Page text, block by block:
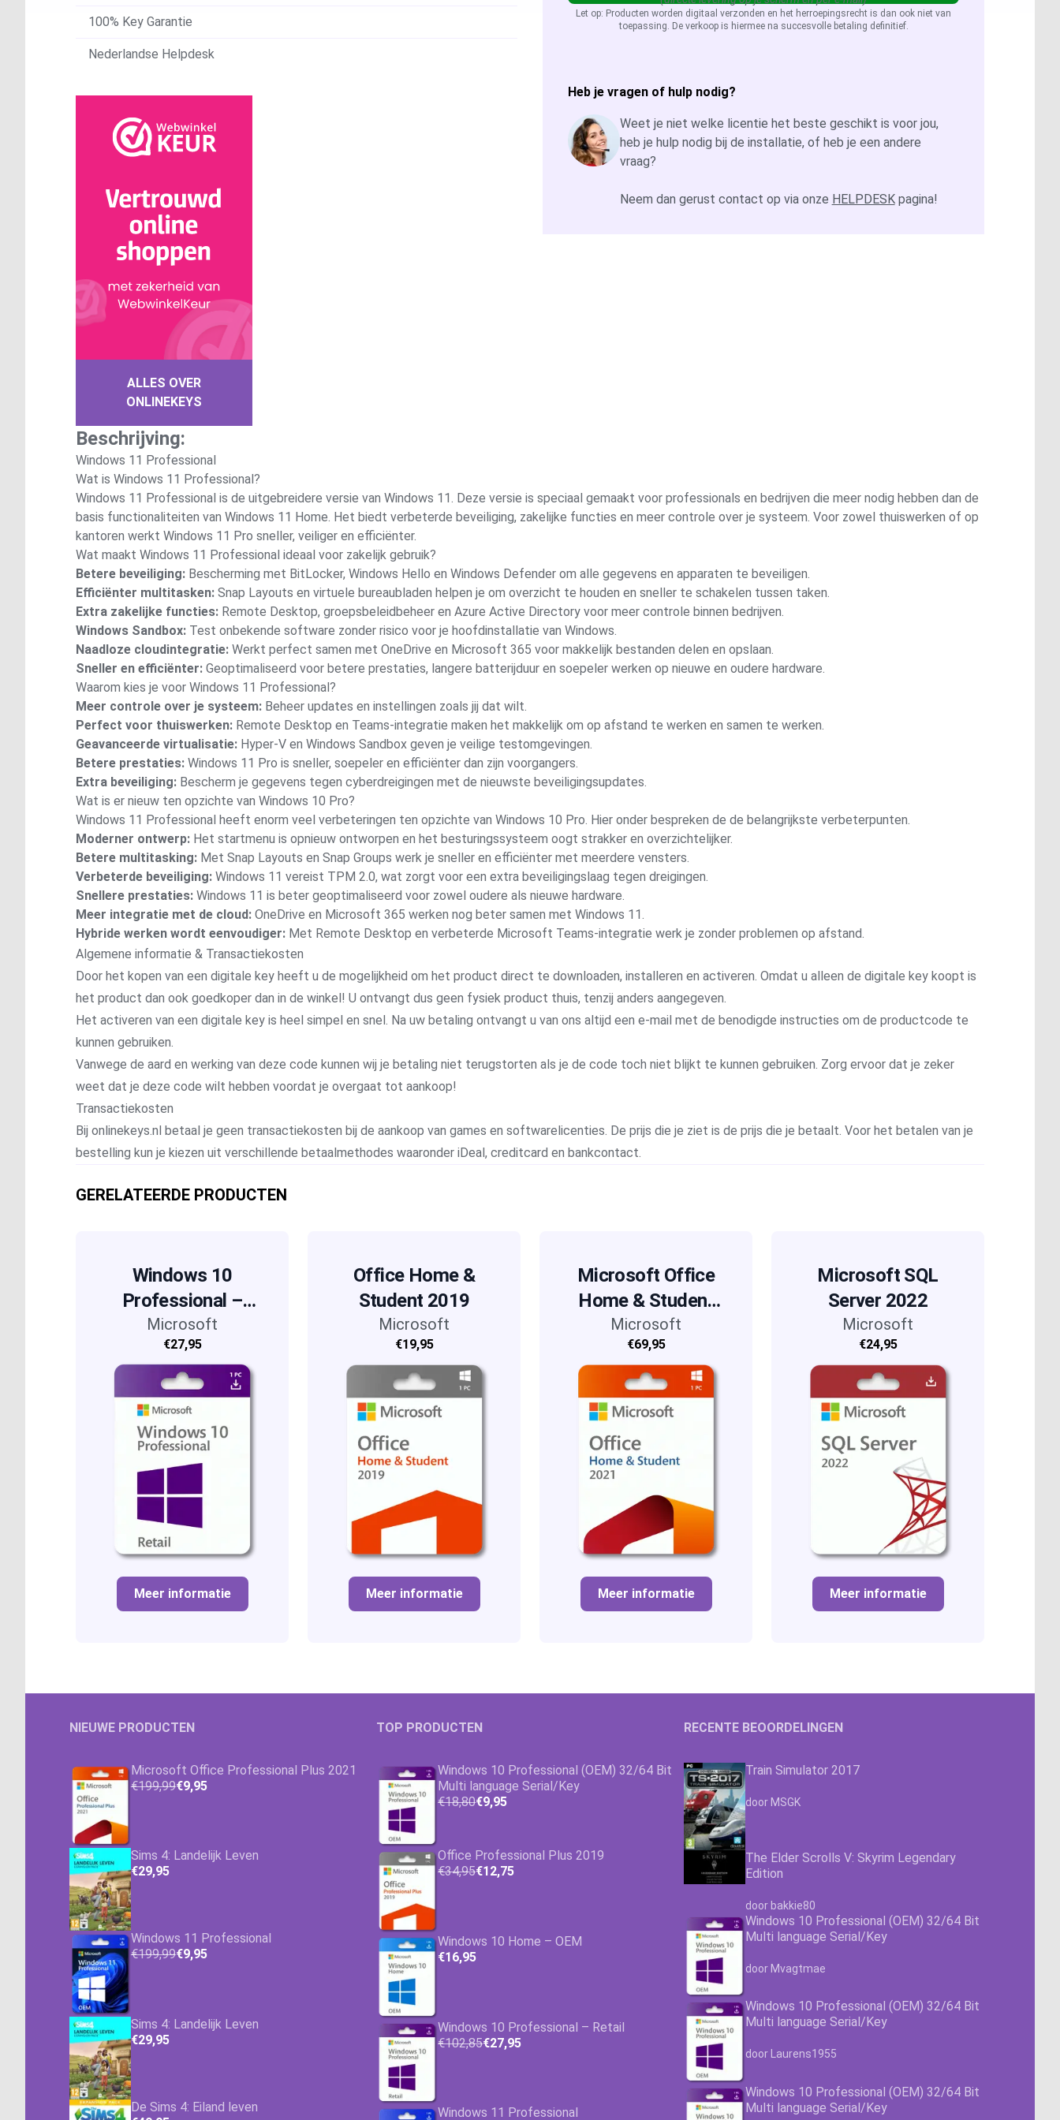
Let op: Producten worden digitaal verzonden en het herroepingsrecht is dan ook niet van
toepassing. De verkoop is hiermee na succesvolle betaling definitief.
Heb je vragen of hulp nodig?
Weet je niet welke licentie het beste geschikt is voor jou,
heb je hulp nodig bij de installatie, of heb je een andere
vraag?
Neem dan gerust contact op via onze HELPDESKpagina!
100% Key Garantie
Nederlandse Helpdesk
ALLES OVER
ONLINEKEYS
Beschrijving:
Windows 11 Professional
Wat is Windows 11 Professional?
Windows 11 Professional is de uitgebreidere versie van Windows 11. Deze versie is speciaal gemaakt voor professionals en bedrijven die meer nodig hebben dan de
basis functionaliteiten van Windows 11 Home. Het biedt verbeterde beveiliging, zakelijke functies en meer controle over je systeem. Voor zowel thuiswerken of op
kantoren werkt Windows 11 Pro sneller, veiliger en efficiënter.
Wat maakt Windows 11 Professional ideaal voor zakelijk gebruik?
Betere beveiliging: Bescherming met BitLocker, Windows Hello en Windows Defender om alle gegevens en apparaten te beveiligen.
Efficiënter multitasken: Snap Layouts en virtuele bureaubladen helpen je om overzicht te houden en sneller te schakelen tussen taken.
Extra zakelijke functies: Remote Desktop, groepsbeleidbeheer en Azure Active Directory voor meer controle binnen bedrijven.
Windows Sandbox: Test onbekende software zonder risico voor je hoofdinstallatie van Windows.
Naadloze cloudintegratie: Werkt perfect samen met OneDrive en Microsoft 365 voor makkelijk bestanden delen en opslaan.
Sneller en efficiënter: Geoptimaliseerd voor betere prestaties, langere batterijduur en soepeler werken op nieuwe en oudere hardware.
Waarom kies je voor Windows 11 Professional?
Meer controle over je systeem: Beheer updates en instellingen zoals jij dat wilt.
Perfect voor thuiswerken: Remote Desktop en Teams-integratie maken het makkelijk om op afstand te werken en samen te werken.
Geavanceerde virtualisatie: Hyper-V en Windows Sandbox geven je veilige testomgevingen.
Betere prestaties: Windows 11 Pro is sneller, soepeler en efficiënter dan zijn voorgangers.
Extra beveiliging: Bescherm je gegevens tegen cyberdreigingen met de nieuwste beveiligingsupdates.
Wat is er nieuw ten opzichte van Windows 10 Pro?
Windows 11 Professional heeft enorm veel verbeteringen ten opzichte van Windows 10 Pro. Hier onder bespreken de de belangrijkste verbeterpunten.
Moderner ontwerp: Het startmenu is opnieuw ontworpen en het besturingssysteem oogt strakker en overzichtelijker.
Betere multitasking: Met Snap Layouts en Snap Groups werk je sneller en efficiënter met meerdere vensters.
Verbeterde beveiliging: Windows 11 vereist TPM 2.0, wat zorgt voor een extra beveiligingslaag tegen dreigingen.
Snellere prestaties: Windows 11 is beter geoptimaliseerd voor zowel oudere als nieuwe hardware.
Meer integratie met de cloud: OneDrive en Microsoft 365 werken nog beter samen met Windows 11.
Hybride werken wordt eenvoudiger: Met Remote Desktop en verbeterde Microsoft Teams-integratie werk je zonder problemen op afstand.
Algemene informatie & Transactiekosten
Door het kopen van een digitale key heeft u de mogelijkheid om het product direct te downloaden, installeren en activeren. Omdat u alleen de digitale key koopt is
het product dan ook goedkoper dan in de winkel! U ontvangt dus geen fysiek product thuis, tenzij anders aangegeven.
Het activeren van een digitale key is heel simpel en snel. Na uw betaling ontvangt u van ons altijd een e-mail met de benodigde instructies om de productcode te
kunnen gebruiken.
Vanwege de aard en werking van deze code kunnen wij je betaling niet terugstorten als je de code toch niet blijkt te kunnen gebruiken. Zorg ervoor dat je zeker
weet dat je deze code wilt hebben voordat je overgaat tot aankoop!
Transactiekosten
Bij onlinekeys.nl betaal je geen transactiekosten bij de aankoop van games en softwarelicenties. De prijs die je ziet is de prijs die je betaalt. Voor het betalen van je
bestelling kun je kiezen uit verschillende betaalmethodes waaronder iDeal, creditcard en bankcontact.
GERELATEERDE PRODUCTEN
Windows 10
Professional –
Retail
Microsoft
€27,95
Meer informatie
Office Home &
Student 2019
Microsoft
€19,95
Meer informatie
Microsoft Office
Home & Student
2021
Microsoft
€69,95
Meer informatie
Microsoft SQL
Server 2022
Microsoft
€24,95
Meer informatie
NIEUWE PRODUCTEN
Microsoft Office Professional Plus 2021
€199,99€9,95
Sims 4: Landelijk Leven
€29,95
Windows 11 Professional
€199,99€9,95
Sims 4: Landelijk Leven
€29,95
De Sims 4: Eiland leven
TOP PRODUCTEN
Windows 10 Professional (OEM) 32/64 Bit
Multi language Serial/Key
€18,80€9,95
Office Professional Plus 2019
€34,95€12,75
Windows 10 Home – OEM
€16,95
Windows 10 Professional – Retail
€102,85€27,95
Windows 11 Professional
RECENTE BEOORDELINGEN
Train Simulator 2017
Waardering
door MSGK
The Elder Scrolls V: Skyrim Legendary
Edition
Waardering4.63
door bakkie80
Windows 10 Professional (OEM) 32/64 Bit
Multi language Serial/Key
Waardering4.63
door Mvagtmae
Windows 10 Professional (OEM) 32/64 Bit
Multi language Serial/Key
Waardering4.63uit 5
door Laurens1955
Windows 10 Professional (OEM) 32/64 Bit
Multi language Serial/Key